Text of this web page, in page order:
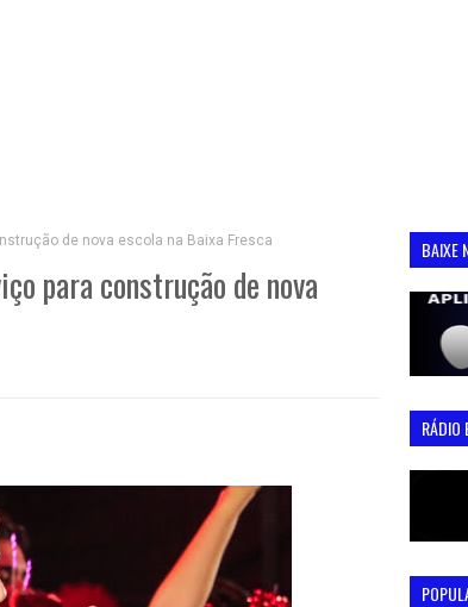
de nova escola na Baixa Fresca
para construção de nova
BAIXE
RÁDIO